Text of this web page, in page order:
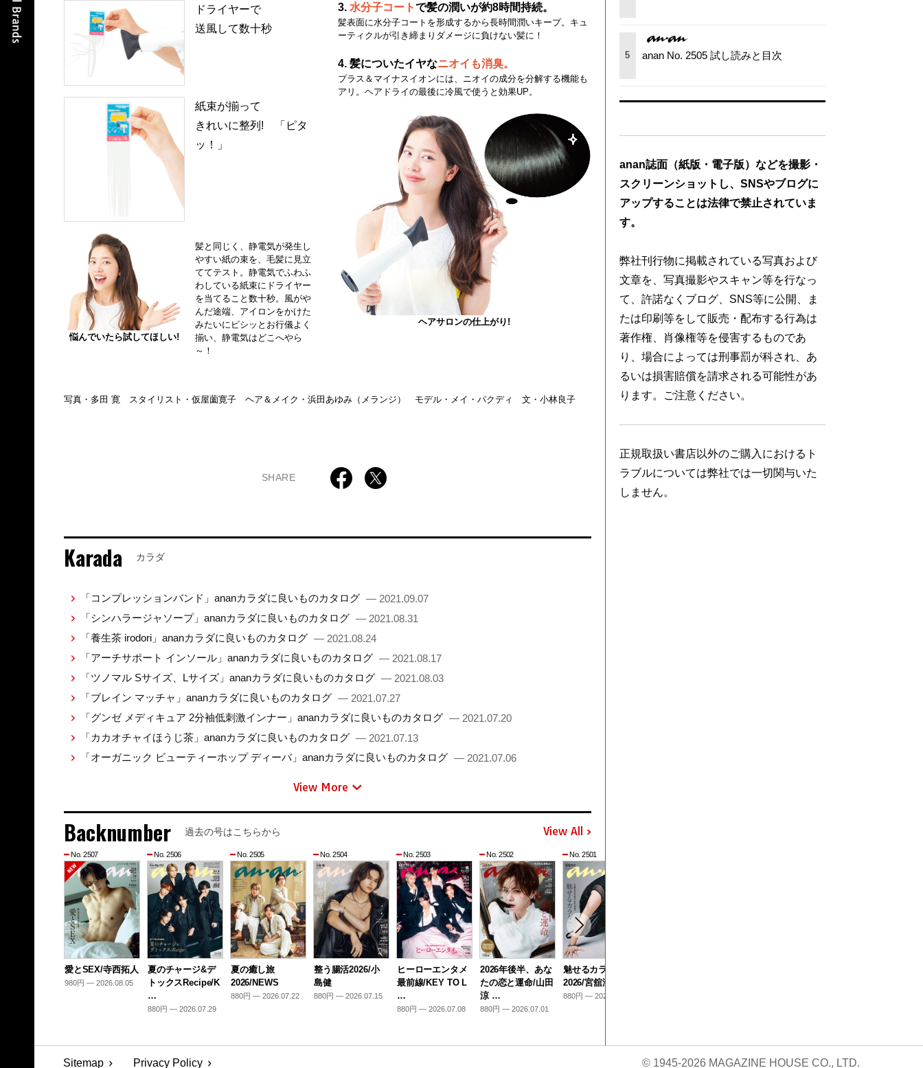
ドライヤーで
送風して数十秒
紙束が揃って
きれいに整列! 「ピタ
ッ！」
悩んでいたら試してほしい!
髪と同じく、静電気が発生し
やすい紙の束を、毛髪に見立
ててテスト。静電気でふわふ
わしている紙束にドライヤー
を当てること数十秒。風がや
んだ途端、アイロンをかけた
みたいにピシッとお行儀よく
揃い、静電気はどこへやら
～！
3. 水分子コートで髪の潤いが約8時間持続。
髪表面に水分子コートを形成するから長時間潤いキープ。キュ
ーティクルが引き締まりダメージに負けない髪に！
4. 髪についたイヤなニオイも消臭。
プラス＆マイナスイオンには、ニオイの成分を分解する機能も
アリ。ヘアドライの最後に冷風で使うと効果UP。
ヘアサロンの仕上がり!
写真・多田 寛 スタイリスト・仮屋薗寛子 ヘア＆メイク・浜田あゆみ（メランジ） モデル・メイ・パクディ 文・小林良子
SHARE
Karada カラダ
「コンプレッションバンド」ananカラダに良いものカタログ — 2021.09.07
「シンハラージャソープ」ananカラダに良いものカタログ — 2021.08.31
「養生茶 irodori」ananカラダに良いものカタログ — 2021.08.24
「アーチサポート インソール」ananカラダに良いものカタログ — 2021.08.17
「ツノマル Sサイズ、Lサイズ」ananカラダに良いものカタログ — 2021.08.03
「ブレイン マッチャ」ananカラダに良いものカタログ — 2021.07.27
「グンゼ メディキュア 2分袖低刺激インナー」ananカラダに良いものカタログ — 2021.07.20
「カカオチャイほうじ茶」ananカラダに良いものカタログ — 2021.07.13
「オーガニック ビューティーホップ ディーバ」ananカラダに良いものカタログ — 2021.07.06
View More
Backnumber 過去の号はこちらから View All
No. 2507
愛とSEX/寺西拓人
980円 — 2026.08.05
No. 2506
夏のチャージ&デ
トックスRecipe/K
…
880円 — 2026.07.29
No. 2505
夏の癒し旅
2026/NEWS
880円 — 2026.07.22
No. 2504
整う腸活2026/小
島健
880円 — 2026.07.15
No. 2503
ヒーローエンタメ
最前線/KEY TO L
…
880円 — 2026.07.08
No. 2502
2026年後半、あな
たの恋と運命/山田
涼 …
880円 — 2026.07.01
No. 2501
魅せるカラダ
2026/宮舘涼太
880円 — 2026.06.24
5 anan No. 2505 試し読みと目次
anan誌面（紙版・電子版）などを撮影・
スクリーンショットし、SNSやブログに
アップすることは法律で禁止されていま
す。
弊社刊行物に掲載されている写真および
文章を、写真撮影やスキャン等を行なっ
て、許諾なくブログ、SNS等に公開、ま
たは印刷等をして販売・配布する行為は
著作権、肖像権等を侵害するものであ
り、場合によっては刑事罰が科され、あ
るいは損害賠償を請求される可能性があ
ります。ご注意ください。
正規取扱い書店以外のご購入におけるト
ラブルについては弊社では一切関与いた
しません。
Sitemap Privacy Policy © 1945-2026 MAGAZINE HOUSE CO., LTD.